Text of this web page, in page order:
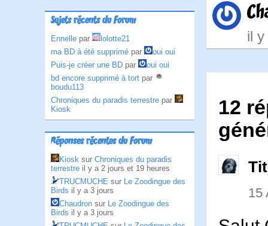
Sujets récents du Forum
Ennelle par
lolotte21
ma BD à été supprimé par
oui oui
Puis-je créer une BD par
oui oui
bd encore supprimé à tort par
boudu113
Chroniques du paradis terrestre par
Kiosk
Réponses récentes du Forum
Kiosk sur Chroniques du paradis
terrestre il y a 2 jours et 19 heures
TRUCMUCHE sur Le Zoodingue des
Birds il y a 3 jours
Chaudron sur Le Zoodingue des
Birds il y a 3 jours
il
12
15